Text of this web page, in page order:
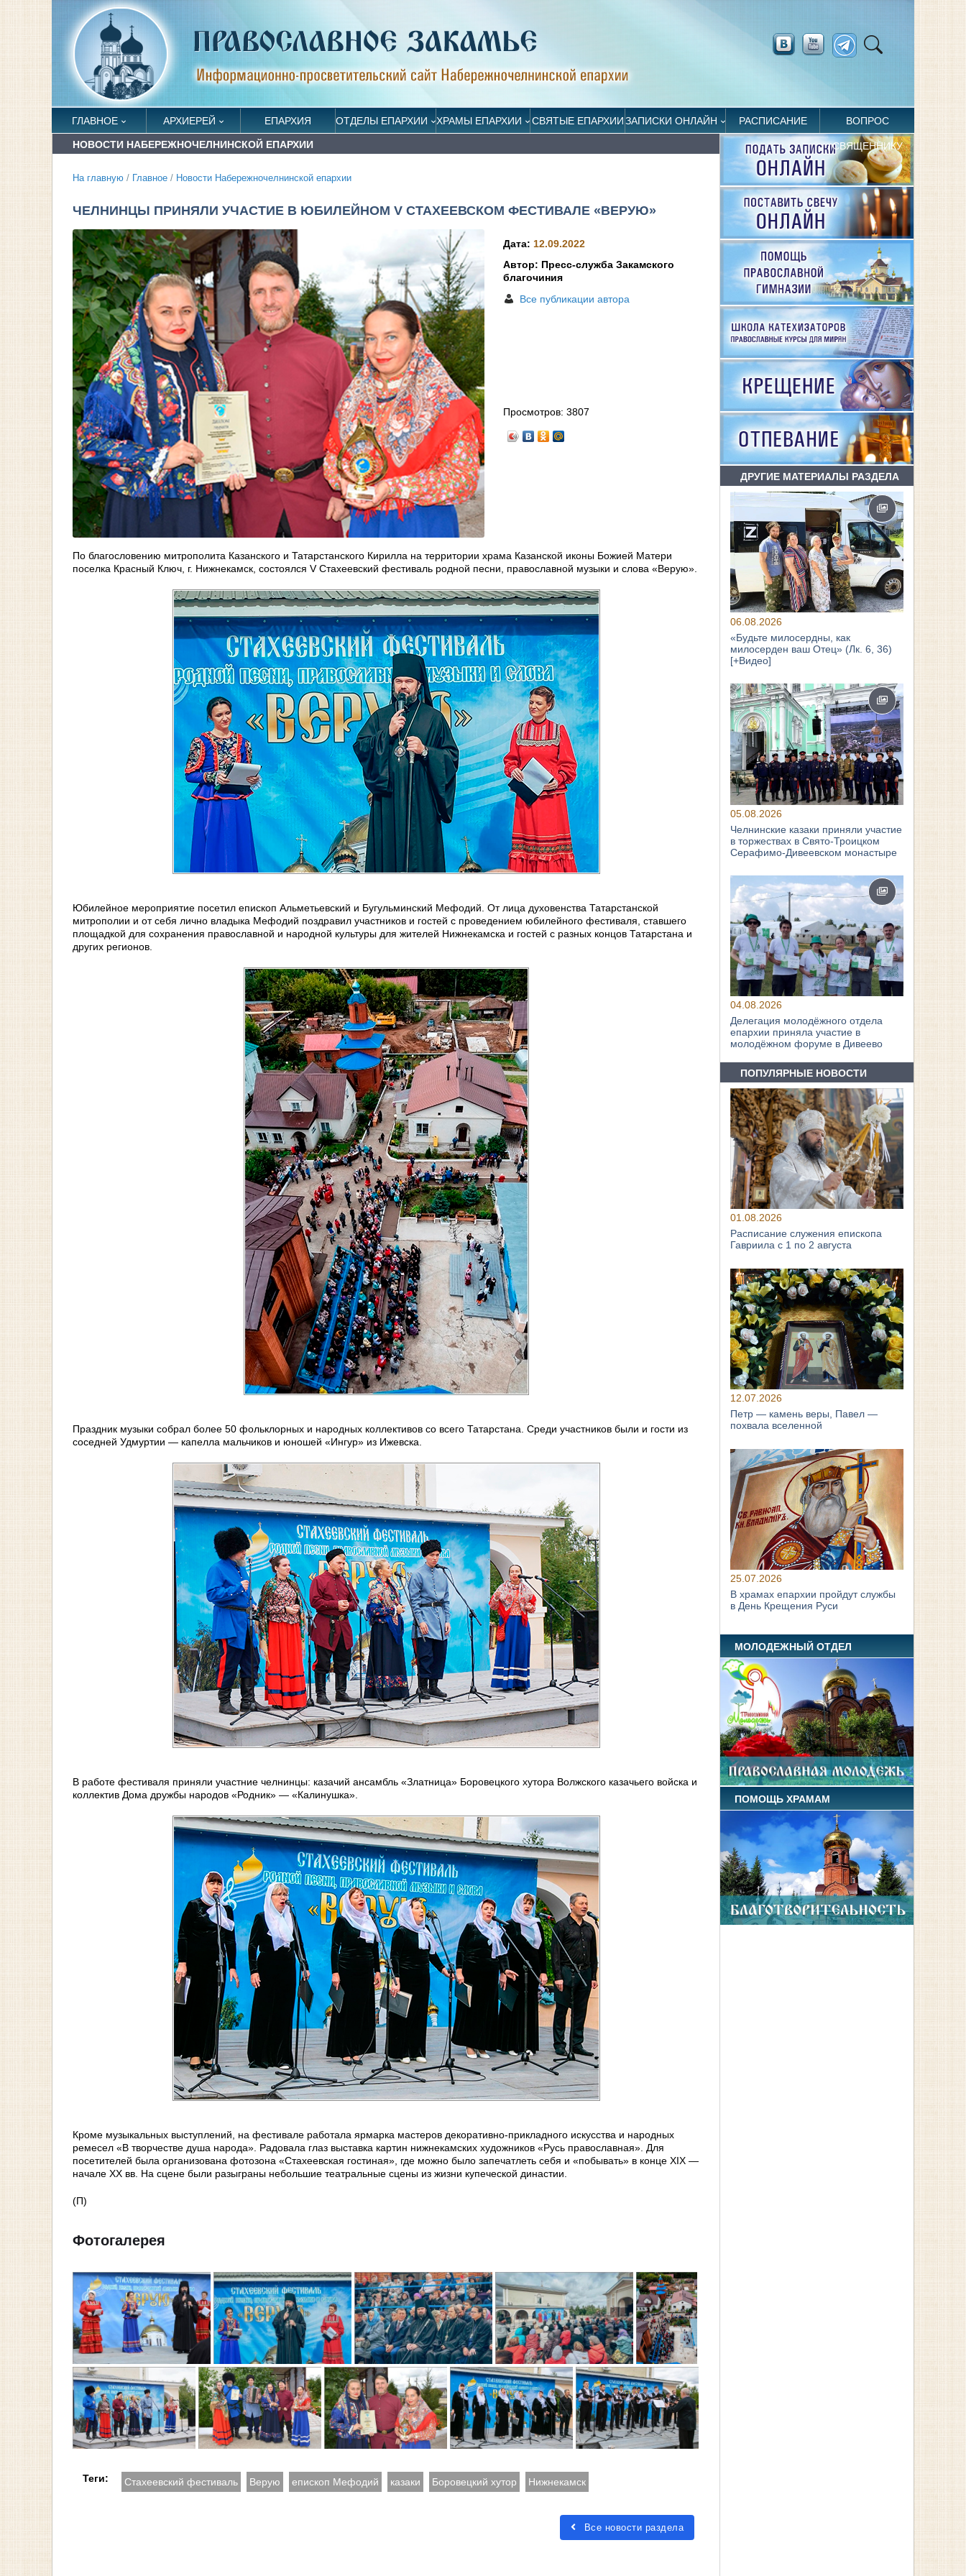
ГЛАВНОЕ АРХИЕРЕЙ ЕПАРХИЯ ОТДЕЛЫ ЕПАРХИИ ХРАМЫ ЕПАРХИИ СВЯТЫЕ ЕПАРХИИЗАПИСКИ ОНЛАЙН РАСПИСАНИЕ ВОПРОС
СВЯЩЕННИКУ
НОВОСТИ НАБЕРЕЖНОЧЕЛНИНСКОЙ ЕПАРХИИ
На главную / Главное / Новости Набережночелнинской епархии
ЧЕЛНИНЦЫ ПРИНЯЛИ УЧАСТИЕ В ЮБИЛЕЙНОМ V СТАХЕЕВСКОМ ФЕСТИВАЛЕ «ВЕРУЮ»
Дата: 12.09.2022
Автор: Пресс-служба Закамского
благочиния
Все публикации автора
Просмотров:3807
По благословению митрополита Казанского и Татарстанского Кирилла на территории храма Казанской иконы Божией Матери
поселка Красный Ключ, г. Нижнекамск, состоялся V Стахеевский фестиваль родной песни, православной музыки и слова «Верую».
Юбилейное мероприятие посетил епископ Альметьевский и Бугульминский Мефодий. От лица духовенства Татарстанской
митрополии и от себя лично владыка Мефодий поздравил участников и гостей с проведением юбилейного фестиваля, ставшего
площадкой для сохранения православной и народной культуры для жителей Нижнекамска и гостей с разных концов Татарстана и
других регионов.
Праздник музыки собрал более 50 фольклорных и народных коллективов со всего Татарстана. Среди участников были и гости из
соседней Удмуртии — капелла мальчиков и юношей «Ингур» из Ижевска.
В работе фестиваля приняли участние челнинцы: казачий ансамбль «Златница» Боровецкого хутора Волжского казачьего войска и
коллектив Дома дружбы народов «Родник» — «Калинушка».
Кроме музыкальных выступлений, на фестивале работала ярмарка мастеров декоративно-прикладного искусства и народных
ремесел «В творчестве душа народа». Радовала глаз выставка картин нижнекамских художников «Русь православная». Для
посетителей была организована фотозона «Стахеевская гостиная», где можно было запечатлеть себя и «побывать» в конце XIX —
начале ХХ вв. На сцене были разыграны небольшие театральные сцены из жизни купеческой династии.
(П)
Фотогалерея
Теги: Стахеевский фестиваль Верую епископ Мефодий казаки Боровецкий хутор Нижнекамск
Все новости раздела
ДРУГИЕ МАТЕРИАЛЫ РАЗДЕЛА
06.08.2026
«Будьте милосердны, как
милосерден ваш Отец» (Лк. 6, 36)
[+Видео]
05.08.2026
Челнинские казаки приняли участие
в торжествах в Свято‑Троицком
Серафимо‑Дивеевском монастыре
04.08.2026
Делегация молодёжного отдела
епархии приняла участие в
молодёжном форуме в Дивеево
ПОПУЛЯРНЫЕ НОВОСТИ
01.08.2026
Расписание служения епископа
Гавриила с 1 по 2 августа
12.07.2026
Петр — камень веры, Павел —
похвала вселенной
25.07.2026
В храмах епархии пройдут службы
в День Крещения Руси
МОЛОДЕЖНЫЙ ОТДЕЛ
ПОМОЩЬ ХРАМАМ